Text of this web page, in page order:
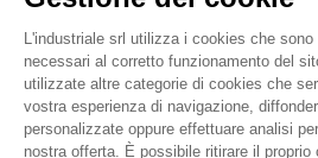
20148 Milano (MI)
Italy
Registro Imprese
Iscrizione R.I.: 12212870153
REA: MI-1539011
Capitale sociale: Euro 10.400,00 i.v.